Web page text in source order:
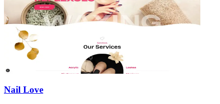
Nail Love